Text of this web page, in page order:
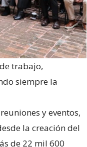
trabajo,
siempre la
y eventos,
la creación del
de 22 mil 600